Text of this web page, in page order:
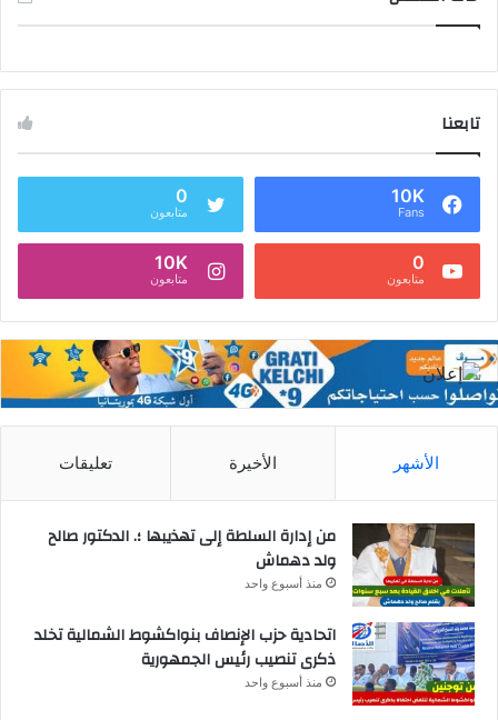
تابعنا
10K
Fans
0
متابعون
0
متابعون
10K
متابعون
الأشهر الأخيرة تعليقات
من إدارة السلطة إلى تهذيبها ؛. الدكتور صالح
ولد دهماش
منذ أسبوع واحد
اتحادية حزب الإنصاف بنواكشوط الشمالية تخلد
ذكرى تنصيب رئيس الجمهورية
منذ أسبوع واحد